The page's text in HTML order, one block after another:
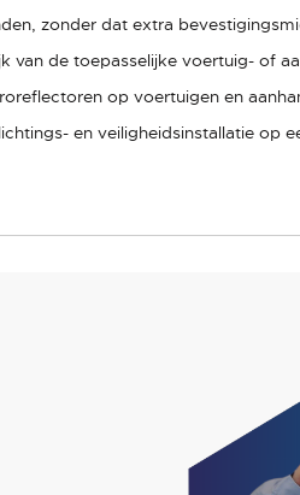
zonder dat extra
de toepasselijke voertuig- of
op voertuigen en
en veiligheidsinstallatie op